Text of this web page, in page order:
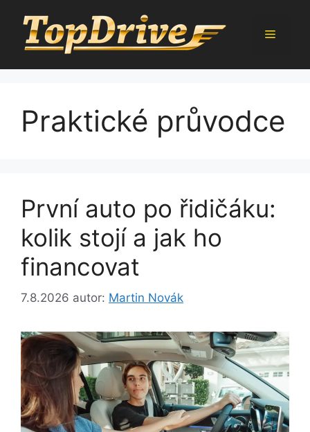
obsah
Menu
Praktické průvodce
První auto po řidičáku:
kolik stojí a jak ho
financovat
7.8.2026 autor: Martin Novák